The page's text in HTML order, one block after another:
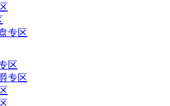
专区
区
专区